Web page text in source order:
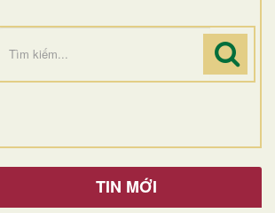
TIN MỚI